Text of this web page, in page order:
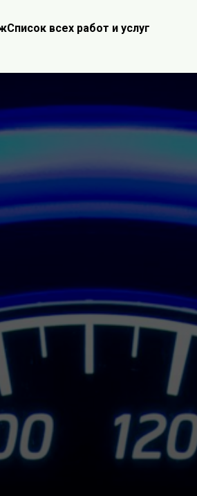
Список всех работ и услуг